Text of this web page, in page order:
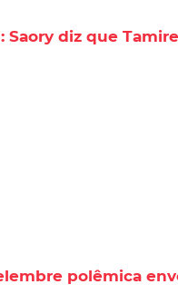
Saory diz que
polêmica